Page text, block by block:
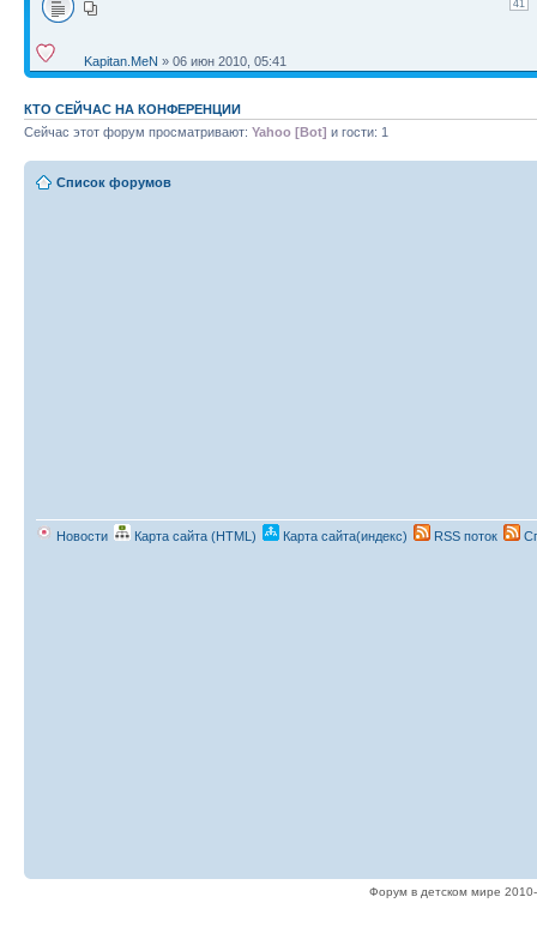
41
Kapitan.MeN » 06 июн 2010, 05:41
КТО СЕЙЧАС НА КОНФЕРЕНЦИИ
Сейчас этот форум просматривают: Yahoo [Bot] и гости: 1
Список форумов
Новости Карта сайта (HTML) Карта сайта(индекс) RSS поток
Форум в детском мире